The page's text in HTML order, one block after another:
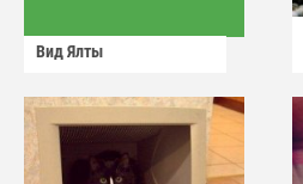
Вид Ялты